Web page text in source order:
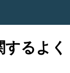
るよく